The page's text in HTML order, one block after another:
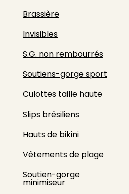
Brassière
Invisibles
S.G. non rembourrés
Soutiens-gorge sport
Culottes taille haute
Slips brésiliens
Hauts de bikini
Vêtements de plage
Soutien-gorge
minimiseur